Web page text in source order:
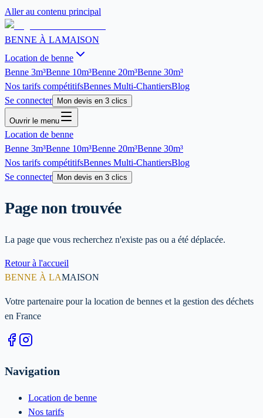
Aller au contenu principal
BENNE À LAMAISON
Location de benne
Benne 3m³Benne 10m³Benne 20m³Benne 30m³
Nos tarifs compétitifsBennes Multi-ChantiersBlog
Se connecter
Mon devis en 3 clics
Ouvrir le menu
Location de benne
Benne 3m³Benne 10m³Benne 20m³Benne 30m³
Nos tarifs compétitifsBennes Multi-ChantiersBlog
Se connecter
Mon devis en 3 clics
Page non trouvée
La page que vous recherchez n'existe pas ou a été déplacée.
Retour à l'accueil
BENNE À LAMAISON
Votre partenaire pour la location de bennes et la gestion des déchets
en France
Navigation
Location de benne
Nos tarifs